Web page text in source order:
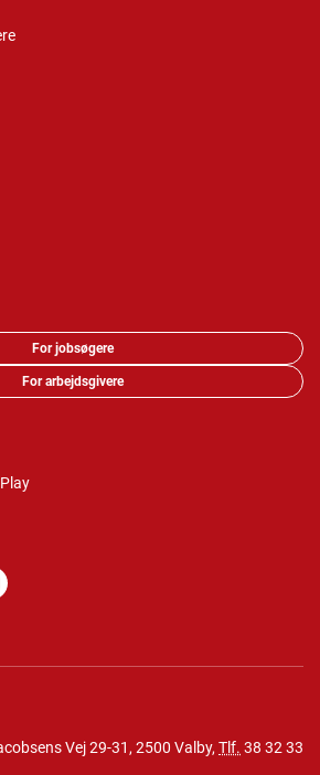
For jobsøgere
For arbejdsgivere
Vej 29-31, 2500 Valby, Tlf. 38 32 33